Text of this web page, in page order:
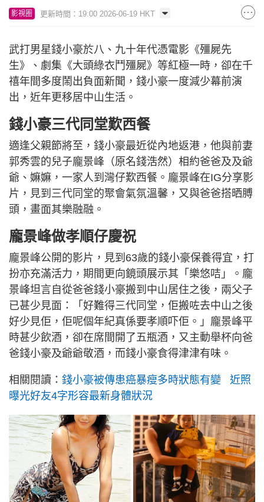
影視圈 更新時間：19:00 2026-06-19 HKT
武打男星錢小豪於八、九十年代憑電影《殭屍先
生》、劇集《大頭綠衣鬥殭屍》等紅極一時，卻在千
禧年間多度鬧出負面新聞，錢小豪一度減少幕前演
出，近年更移居中山生活。
錢小豪三代同堂歎西餐
適逢父親節將至，錢小豪最近從內地返港，他與前妻
郭秀雲的兒子龐景峰（原名錢浩然）相約爸爸及及爺
爺、嫲嫲，一家人到灣仔歎西餐。龐景峰在IG分享影
片，見到三代同堂的聚會氣氛溫馨，又與爸爸搭晒膊
頭，畫面其樂融融。
龐景峰做孝順仔慶祝
龐景峰公開的影片，見到63歲的錢小豪保養得宜，打
扮亦充滿活力，期間更向鏡頭展示其「樂悠咭」。龐
景峰坦言自從爸爸錢小豪搬到中山居住之後，兩父子
已甚少見面：「好難得三代同堂，佢搬咗去中山之後
好少見佢，佢呢個年紀真係要孝順吓佢。」龐景峰平
時甚少飲酒，卻在席間開了五瓶酒，又主動舉杯向爸
爸錢小豪及爺爺敬酒，而錢小豪食得津津有味。
相關閱讀： 錢小豪被傳患癌暴瘦多時狀態有變 近照
曝光好友4字形容最新身體狀況